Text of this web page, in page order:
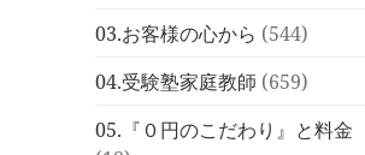
03.お客様の心から (544)
04.受験塾家庭教師 (659)
05.『０円のこだわり』と料金